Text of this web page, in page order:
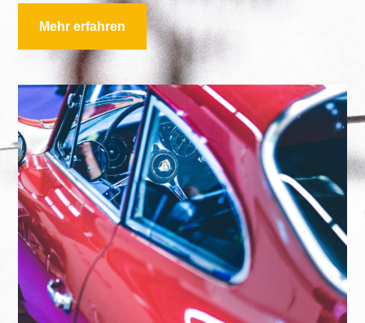
Mehr erfahren